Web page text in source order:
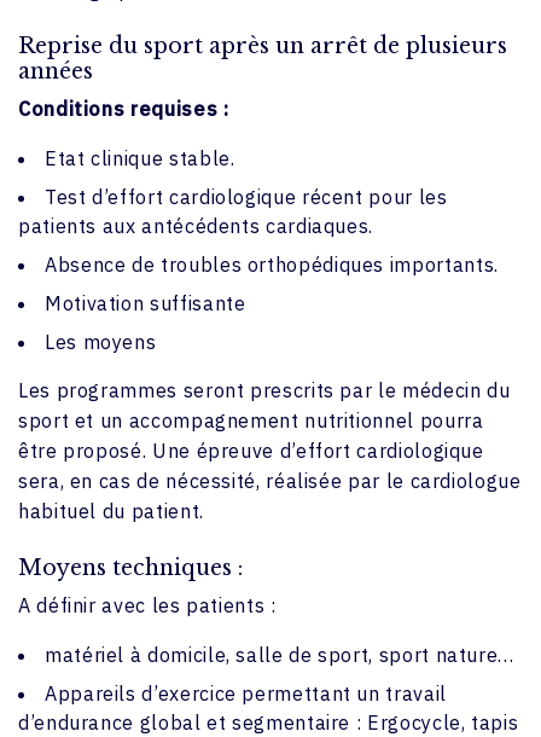
Reprise du sport après un arrêt de plusieurs
années
Conditions requises :
Etat clinique stable.
Test d’effort cardiologique récent pour les
patients aux antécédents cardiaques.
Absence de troubles orthopédiques importants.
Motivation suffisante
Les moyens
Les programmes seront prescrits par le médecin du
sport et un accompagnement nutritionnel pourra
être proposé. Une épreuve d’effort cardiologique
sera, en cas de nécessité, réalisée par le cardiologue
habituel du patient.
Moyens techniques :
A définir avec les patients :
matériel à domicile, salle de sport, sport nature…
Appareils d’exercice permettant un travail
d’endurance global et segmentaire : Ergocycle, tapis